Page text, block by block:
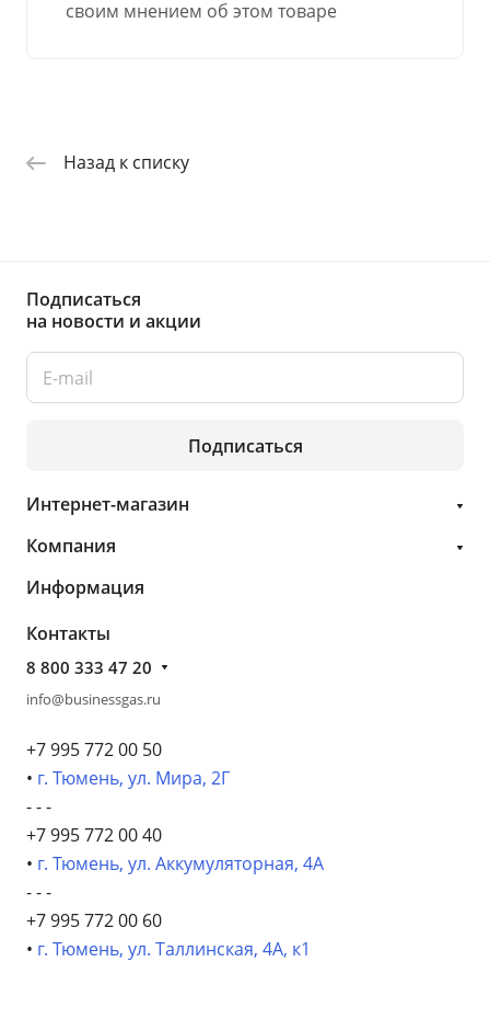
своим мнением об этом товаре
Назад к списку
Подписаться
на новости и акции
Подписаться
Интернет-магазин
Компания
Информация
Контакты
8 800 333 47 20
info@businessgas.ru
+7 995 772 00 50
• г. Тюмень, ул. Мира, 2Г
- - -
+7 995 772 00 40
• г. Тюмень, ул. Аккумуляторная, 4А
- - -
+7 995 772 00 60
• г. Тюмень, ул. Таллинская, 4А, к1